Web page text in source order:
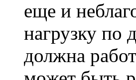
еще и
нагрузку по
должна